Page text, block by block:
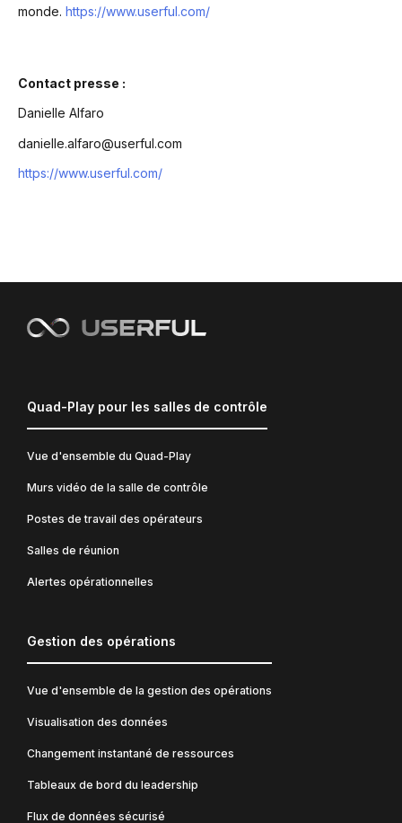
monde. https://www.userful.com/
Contact presse :
Danielle Alfaro
danielle.alfaro@userful.com
https://www.userful.com/
Quad-Play pour les salles de contrôle
Vue d'ensemble du Quad-Play
Murs vidéo de la salle de contrôle
Postes de travail des opérateurs
Salles de réunion
Alertes opérationnelles
Gestion des opérations
Vue d'ensemble de la gestion des opérations
Visualisation des données
Changement instantané de ressources
Tableaux de bord du leadership
Flux de données sécurisé